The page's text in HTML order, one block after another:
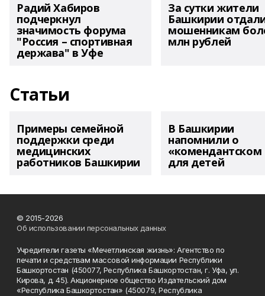
Радий Хабиров
подчеркнул
значимость форума
"Россия – спортивная
держава" в Уфе
За сутки жители
Башкирии
мошенникам
млн рублей
Статьи
Примеры семейной
поддержки среди
медицинских
работников Башкирии
В Башкирии
напомнили о
«комендантском
для детей
© 2015-2026
Об использовании персональных данных
Учредители газеты «Мечетлинская жизнь»: Агентство по
печати и средствам массовой информации Республики
Башкортостан (450077, Республика Башкортостан, г. Уфа, ул.
Кирова, д. 45). Акционерное общество Издательский дом
«Республика Башкортостан» (450079, Республика